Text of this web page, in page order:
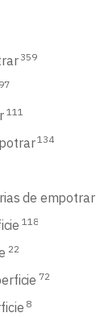
359
97
111
134
de empotrar
118
22
72
8